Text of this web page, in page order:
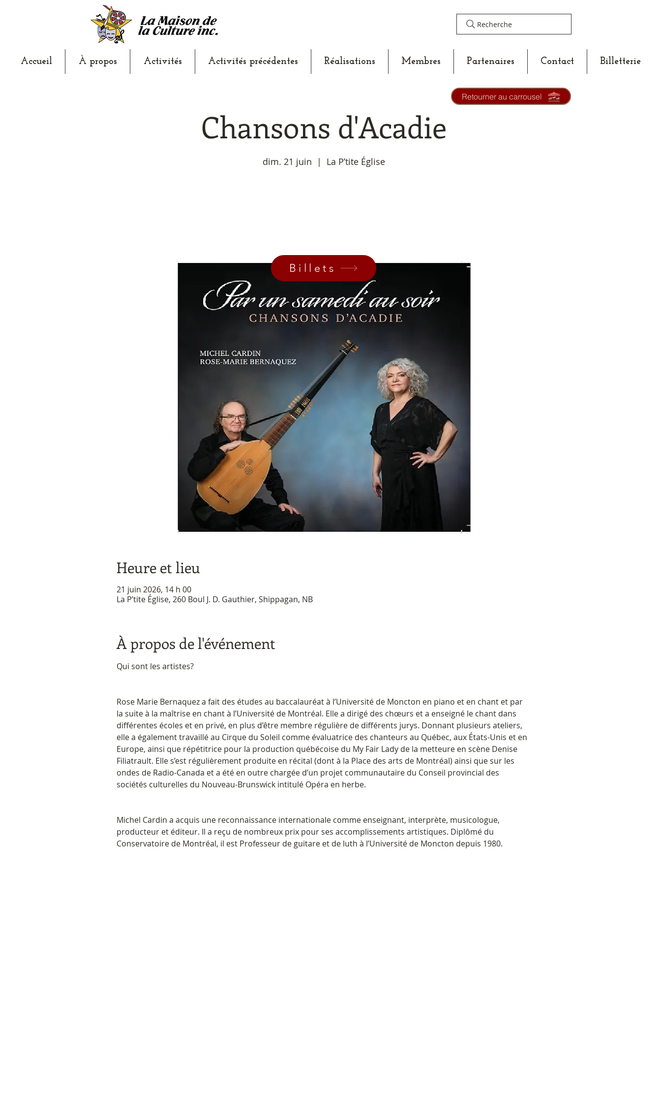
Recherche
Accueil À propos Activités Activités précédentes Réalisations Membres Partenaires Contact Billetterie
Chansons d'Acadie
dim. 21 juin
  |
La P’tite Église
Heure et lieu
21 juin 2026, 14 h 00
La P’tite Église, 260 Boul J. D. Gauthier, Shippagan, NB
À propos de l'événement
Qui sont les artistes?
Rose Marie Bernaquez a fait des études au baccalauréat à l’Université de Moncton en piano et en chant et par
la suite à la maîtrise en chant à l’Université de Montréal. Elle a dirigé des chœurs et a enseigné le chant dans
différentes écoles et en privé, en plus d’être membre régulière de différents jurys. Donnant plusieurs ateliers,
elle a également travaillé au Cirque du Soleil comme évaluatrice des chanteurs au Québec, aux États-Unis et en
Europe, ainsi que répétitrice pour la production québécoise du My Fair Lady de la metteure en scène Denise
Filiatrault. Elle s’est régulièrement produite en récital (dont à la Place des arts de Montréal) ainsi que sur les
ondes de Radio-Canada et a été en outre chargée d’un projet communautaire du Conseil provincial des
sociétés culturelles du Nouveau-Brunswick intitulé Opéra en herbe.
Michel Cardin a acquis une reconnaissance internationale comme enseignant, interprète, musicologue,
producteur et éditeur. Il a reçu de nombreux prix pour ses accomplissements artistiques. Diplômé du
Conservatoire de Montréal, il est Professeur de guitare et de luth à l’Université de Moncton depuis 1980.
Retourner au carrousel
Billets